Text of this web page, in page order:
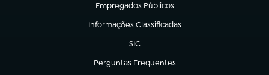
Empregados Públicos
(abre em nova aba)
Informações Classificadas
(abre em nova aba)
SIC
(abre em nova aba)
Perguntas Frequentes
(abre em nova aba)